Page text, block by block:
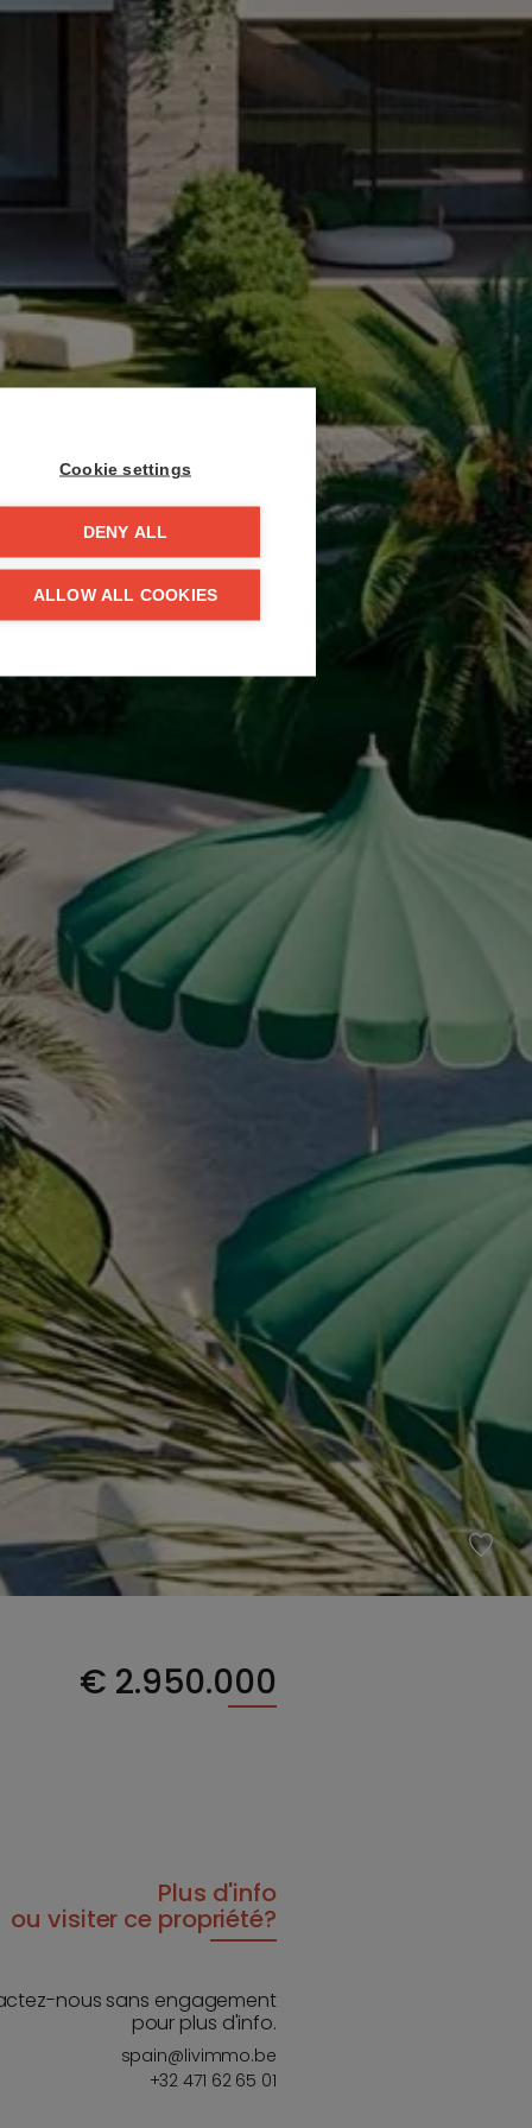
€ 2.950.000
Plus d'info
ou visiter ce propriété?
nous sans engagement
pour plus d'info.
spain@livimmo.be
+32 471 62 65 01
Cookie settings
DENY ALL
ALLOW ALL COOKIES